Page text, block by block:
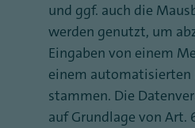
und ggf. auch die
werden genutzt, um
Eingaben von einem
einem automatisierten
stammen. Die
auf Grundlage von Art.